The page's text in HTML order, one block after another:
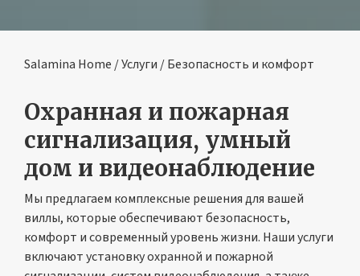
Salamina Home /Услуги / Безопасность и комфорт
Охранная и пожарная
сигнализация, умный
дом и видеонаблюдение
Мы предлагаем комплексные решения для вашей
виллы, которые обеспечивают безопасность,
комфорт и современный уровень жизни. Наши услуги
включают установку охранной и пожарной